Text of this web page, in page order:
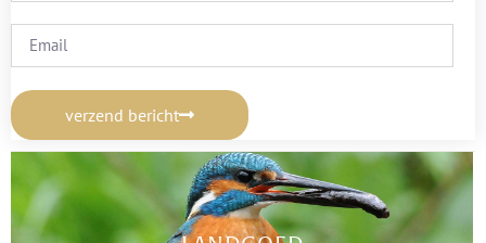
verzend bericht